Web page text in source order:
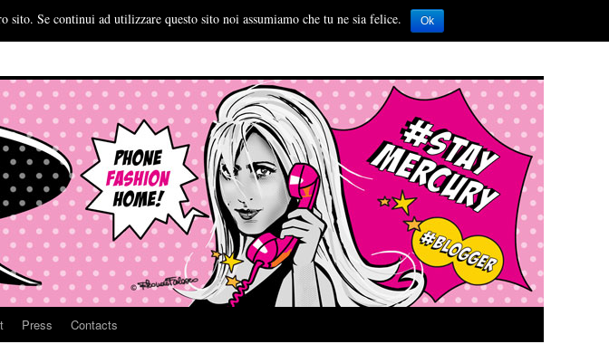
Press Contacts
Se continui ad utilizzare questo sito noi assumiamo che tu ne sia felice. Ok